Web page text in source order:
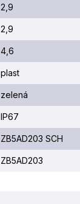
2,9
2,9
4,6
plast
zelená
IP67
ZB5AD203 SCH
ZB5AD203